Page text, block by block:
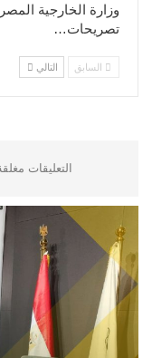
وزارة الخارجية
تصريحات…
السابق التالي
التعليقات